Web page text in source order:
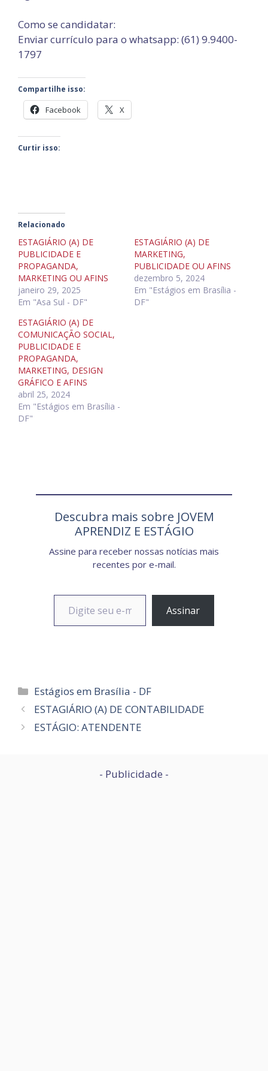
Como se candidatar:
Enviar currículo para o whatsapp: (61) 9.9400-
1797
Compartilhe isso:
Facebook X
Curtir isso:
Relacionado
ESTAGIÁRIO (A) DE
PUBLICIDADE E
PROPAGANDA,
MARKETING OU AFINS
janeiro 29, 2025
Em "Asa Sul - DF"
ESTAGIÁRIO (A) DE
MARKETING,
PUBLICIDADE OU AFINS
dezembro 5, 2024
Em "Estágios em Brasília -
DF"
ESTAGIÁRIO (A) DE
COMUNICAÇÃO SOCIAL,
PUBLICIDADE E
PROPAGANDA,
MARKETING, DESIGN
GRÁFICO E AFINS
abril 25, 2024
Em "Estágios em Brasília -
DF"
Descubra mais sobre JOVEM
APRENDIZ E ESTÁGIO
Assine para receber nossas notícias mais
recentes por e-mail.
Digite seu e-mail…
Assinar
Categorias
Estágios em Brasília - DF
ESTAGIÁRIO (A) DE CONTABILIDADE
ESTÁGIO: ATENDENTE
- Publicidade -